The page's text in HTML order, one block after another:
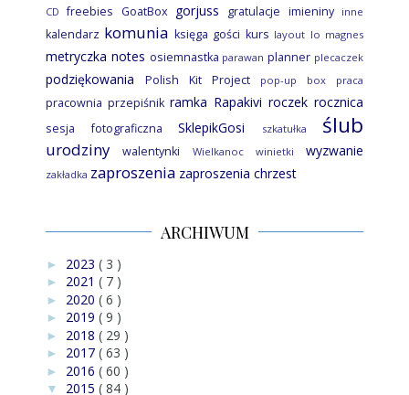
CD
freebies GoatBox gorjuss gratulacje imieniny inne
kalendarz komunia księga gości kurs layout lo magnes
metryczka notes osiemnastka parawan planner plecaczek
podziękowania Polish Kit Project pop-up box praca
pracownia przepiśnik ramka Rapakivi roczek rocznica
sesja fotograficzna SklepikGosi szkatułka ślub
urodziny walentynki Wielkanoc winietki wyzwanie
zakładka zaproszenia zaproszenia chrzest
ARCHIWUM
► 2023 ( 3 )
► 2021 ( 7 )
► 2020 ( 6 )
► 2019 ( 9 )
► 2018 ( 29 )
► 2017 ( 63 )
► 2016 ( 60 )
▼ 2015 ( 84 )